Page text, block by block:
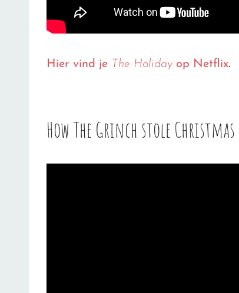
Hier vind je The Holiday op Netflix.
How The Grinch stole Christmas